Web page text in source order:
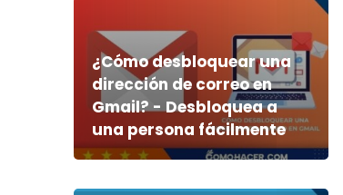
¿Cómo desbloquear una
dirección de correo en
Gmail? - Desbloquea a
una persona fácilmente